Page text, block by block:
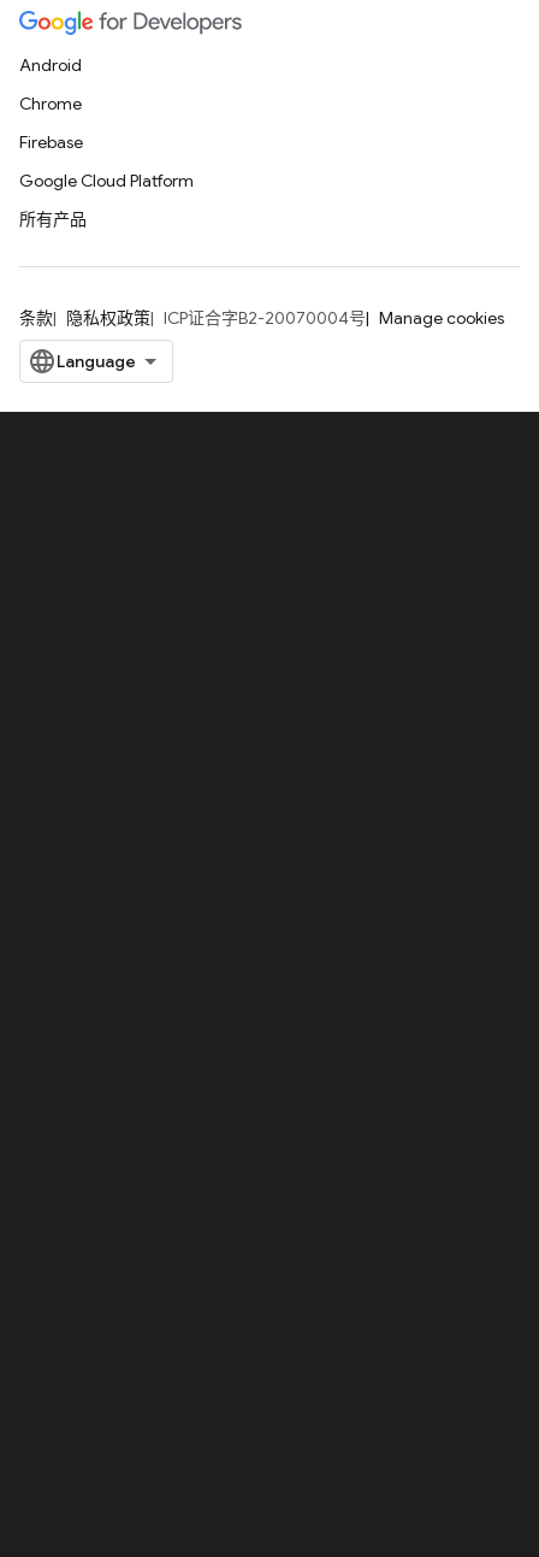
Android
Chrome
Firebase
Google Cloud Platform
所有产品
条款 隐私权政策 ICP证合字B2-20070004号 Manage cookies